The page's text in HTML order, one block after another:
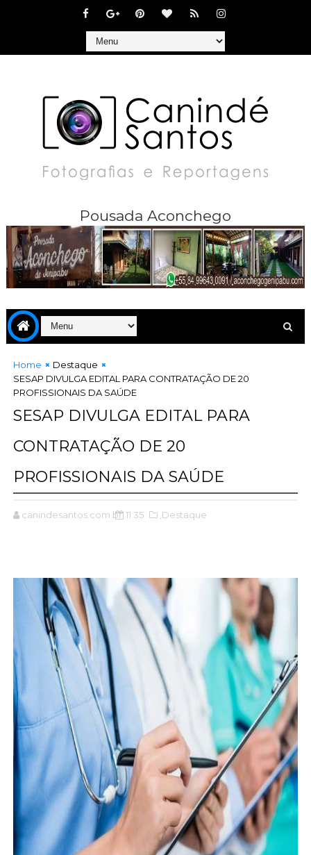
Pousada Aconchego
Home
Destaque
SESAP DIVULGA EDITAL PARA CONTRATAÇÃO DE 20
PROFISSIONAIS DA SAÚDE
SESAP DIVULGA EDITAL PARA
CONTRATAÇÃO DE 20
PROFISSIONAIS DA SAÚDE
canindesantos.com.br 11:35 ,Destaque